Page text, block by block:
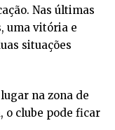
Nas últimas
uma vitória e
situações
na zona de
o clube pode ficar